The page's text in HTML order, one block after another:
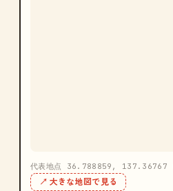
代表地点 36.788859, 137.36767
↗ 大きな地図で見る